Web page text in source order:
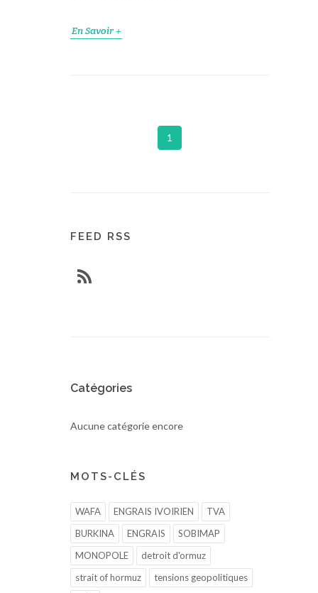
En Savoir +
1
FEED RSS
Catégories
Aucune catégorie encore
MOTS-CLÉS
WAFA ENGRAIS IVOIRIEN
TVA
BURKINA
ENGRAIS
SOBIMAP
MONOPOLE
detroit d'ormuz
strait of hormuz
tensions geopolitiques